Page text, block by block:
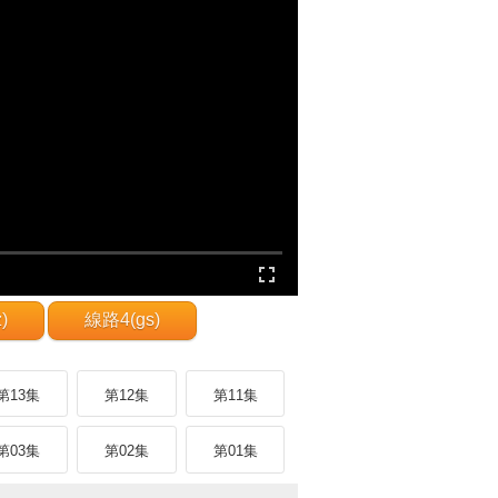
線路4(gs)
13集 第12集 第11集
03集 第02集 第01集